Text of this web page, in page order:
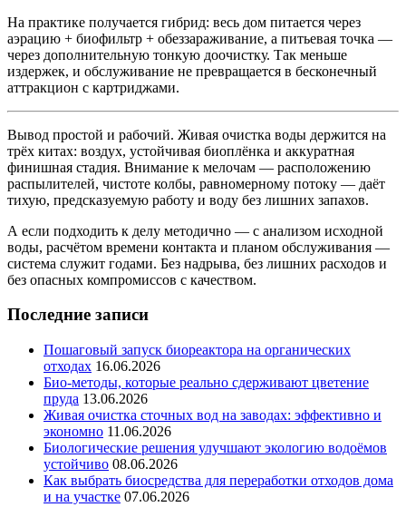
На практике получается гибрид: весь дом питается через
аэрацию + биофильтр + обеззараживание, а питьевая точка —
через дополнительную тонкую доочистку. Так меньше
издержек, и обслуживание не превращается в бесконечный
аттракцион с картриджами.
Вывод простой и рабочий. Живая очистка воды держится на
трёх китах: воздух, устойчивая биоплёнка и аккуратная
финишная стадия. Внимание к мелочам — расположению
распылителей, чистоте колбы, равномерному потоку — даёт
тихую, предсказуемую работу и воду без лишних запахов.
А если подходить к делу методично — с анализом исходной
воды, расчётом времени контакта и планом обслуживания —
система служит годами. Без надрыва, без лишних расходов и
без опасных компромиссов с качеством.
Последние записи
Пошаговый запуск биореактора на органических
отходах 16.06.2026
Био-методы, которые реально сдерживают цветение
пруда 13.06.2026
Живая очистка сточных вод на заводах: эффективно и
экономно 11.06.2026
Биологические решения улучшают экологию водоёмов
устойчиво 08.06.2026
Как выбрать биосредства для переработки отходов дома
и на участке 07.06.2026